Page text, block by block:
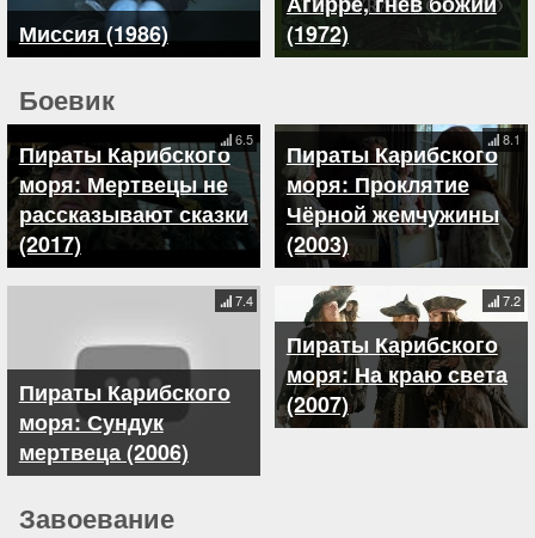
Миссия (1986)
(1972)
Боевик
Пираты Карибского
моря: Мертвецы не
рассказывают сказки
(2017)
6.5
Пираты Карибского
моря: Проклятие
Чёрной жемчужины
(2003)
8.1
Пираты Карибского
моря: Сундук
мертвеца (2006)
7.4
Пираты Карибского
моря: На краю света
(2007)
7.2
Завоевание